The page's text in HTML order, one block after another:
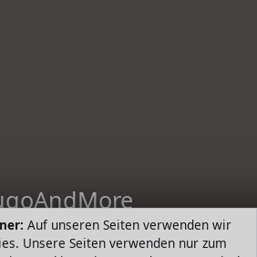
Auf unseren Seiten verwenden wir
Unsere Seiten verwenden nur zum
Suche nach Bestsellern von
Hugo Boss, Tommy Hilfiger,